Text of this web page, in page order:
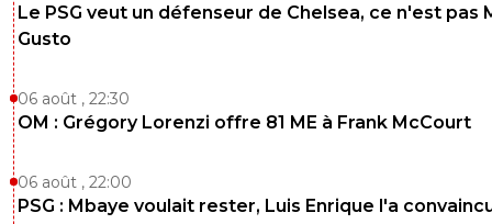
Le PSG veut un défenseur de Chelsea, ce n'est pas
Gusto
06 août , 22:30
OM : Grégory Lorenzi offre 81 ME à Frank McCourt
06 août , 22:00
PSG : Mbaye voulait rester, Luis Enrique l'a